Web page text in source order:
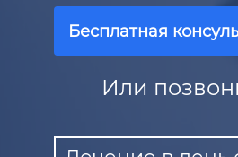
Бесплатная
Или